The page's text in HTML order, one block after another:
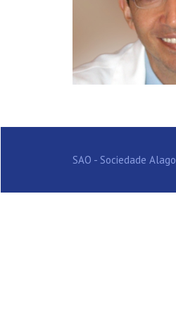
SAO - Sociedade